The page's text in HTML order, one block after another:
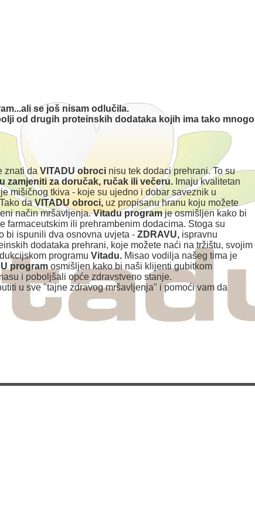
se još nisam odlučila.
od drugih proteinskih dodataka kojih ima tako mnogo
znati daVITADU obroci nisu tek dodaci prehrani. To su
zamjeniti za doručak, ručak ili večeru. Imaju kvalitetan
mišičnog tkiva - koje su ujedno i dobar saveznik u
daVITADU obroci, uz propisanu hranu koju možete
način mršavljenja.Vitadu programje osmišljen kako bi
farmaceutskim ili prehrambenim dodacima. Stoga su
bi ispunili dva osnovna uvjeta -ZDRAVU, ispravnu
dodataka prehrani, koje možete naći na tržištu, svojim
programuVitadu. Misao vodilja našeg tima je
program osmišljen kako bi naši klijenti gubitkom
i poboljšali opće zdravstveno stanje.
u sve "tajne zdravog mršavljenja" i pomoći vam da